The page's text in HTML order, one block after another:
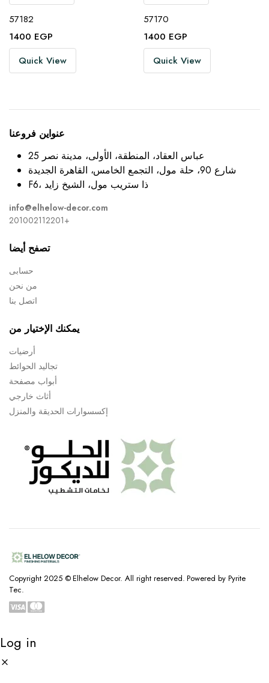
57182
1400 EGP
Quick View
57170
1400 EGP
Quick View
عنواين فروعنا
25 عباس العقاد، المنطقة، الأولى، مدينة نصر
شارع 90، حلة مول، التجمع الخامس، القاهرة الجديدة
F6، ذا ستريب مول، الشيخ زايد
info@elhelow-decor.com
201002112201+
تصفح أيضا
حسابى
من نحن
اتصل بنا
يمكنك الإختيار من
أرضيات
تجاليد الحوائط
أبواب مصفحة
أثاث خارجي
إكسسوارات الحديقة والمنزل
Copyright 2025 © Elhelow Decor. All right reserved. Powered by Pyrite
Tec.
Log in